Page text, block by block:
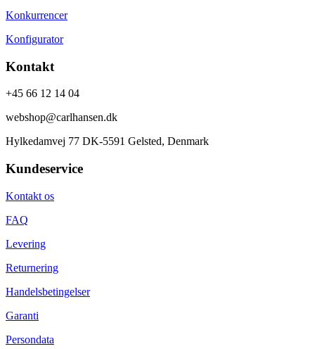
Konkurrencer
Konfigurator
Kontakt
+45 66 12 14 04
webshop@carlhansen.dk
Hylkedamvej 77 DK-5591 Gelsted, Denmark
Kundeservice
Kontakt os
FAQ
Levering
Returnering
Handelsbetingelser
Garanti
Persondata